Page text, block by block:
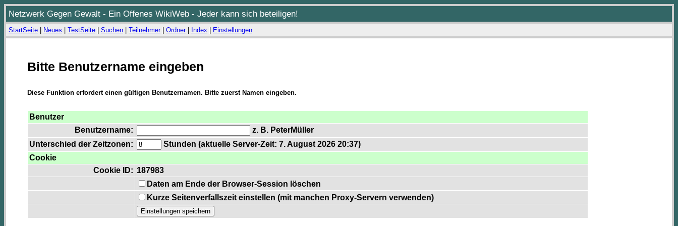
Netzwerk Gegen Gewalt - Ein Offenes WikiWeb - Jeder kann sich beteiligen!
StartSeite Neues TestSeite Suchen Teilnehmer| Ordner| Index Einstellungen
Bitte Benutzername eingeben
Diese Funktion erfordert einen gültigen Benutzernamen. Bitte zuerst Namen eingeben.
Benutzer
Benutzername:
z. B. PeterMüller
Unterschied der Zeitzonen:
Stunden (aktuelle Server-Zeit: 7. August 2026 20:37)
Cookie
Cookie ID: 187983
Daten am Ende der Browser-Session löschen
Kurze Seitenverfallszeit einstellen (mit manchen Proxy-Servern verwenden)